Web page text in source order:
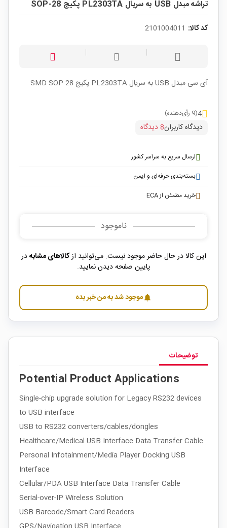
تراشه مبدل USB به سریال PL2303TA پکیج SOP-28
کد کالا: 2101004011
آی سی مبدل USB به سریال PL2303TA پکیج SMD SOP-28
4(9 رأی‌دهنده)
دیدگاه کاربران8 دیدگاه
ارسال سریع به سراسر کشور
بسته‌بندی حرفه‌ای و ایمن
خرید مطمئن از ECA
ناموجود
این کالا در حال حاضر موجود نیست. می‌توانید ازکالاهای مشابهدر
پایین صفحه دیدن نمایید.
notificationsموجود شد به من خبر بده
توضیحات
Potential Product Applications
Single-chip upgrade solution for Legacy RS232 devices
to USB interface
USB to RS232 converters/cables/dongles
Healthcare/Medical USB Interface Data Transfer Cable
Personal Infotainment/Media Player Docking USB
Interface
Cellular/PDA USB Interface Data Transfer Cable
Serial-over-IP Wireless Solution
USB Barcode/Smart Card Readers